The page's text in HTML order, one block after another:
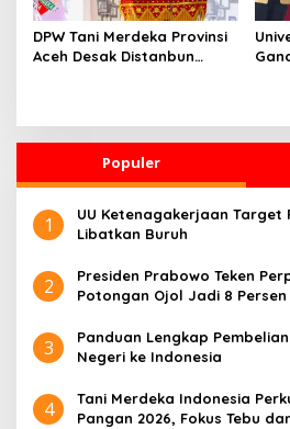
DPW Tani Merdeka Provinsi
Aceh Desak Distanbun
Populer
1
UU Ketenagakerjaan Target
Libatkan Buruh
2
Presiden Prabowo Teken
Potongan Ojol Jadi 8 Persen
3
Panduan Lengkap
Negeri ke Indonesia
4
Tani Merdeka Indonesia
Pangan 2026, Fokus Tebu